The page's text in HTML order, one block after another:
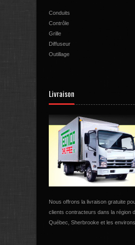
Conduits
Contrôle
Grille
Diffuseur
Outillage
Livraison
Nous offrons la livraison gratuite
clients contracteurs dans la région
Québec, Sherbrooke et les environs.